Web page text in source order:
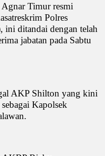
Timur resmi
Polres
ditandai dengan telah
jabatan pada Sabtu
AKP Shilton yang kini
Kapolsek